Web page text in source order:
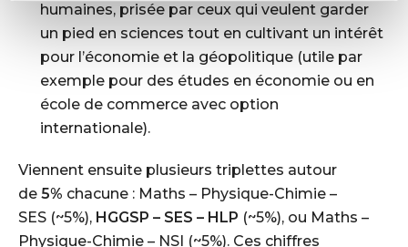
humaines, prisée par ceux qui veulent garder
un pied en sciences tout en cultivant un intérêt
pour l’économie et la géopolitique (utile par
exemple pour des études en économie ou en
école de commerce avec option
internationale).
Viennent ensuite plusieurs triplettes autour
de 5% chacune : Maths – Physique-Chimie –
SES (~5%), HGGSP – SES – HLP (~5%), ou Maths –
Physique-Chimie – NSI (~5%). Ces chiffres